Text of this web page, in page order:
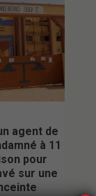
agent de
à 11
pour
sur une